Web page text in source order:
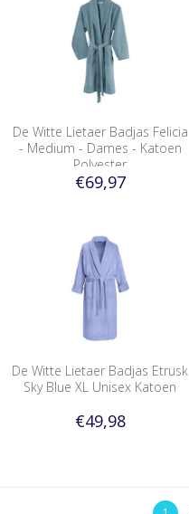
De Witte Lietaer Badjas Felicia
- Medium - Dames - Katoen
Polyester
€69,97
De Witte Lietaer Badjas Etrusk
Sky Blue XL Unisex Katoen
€49,98